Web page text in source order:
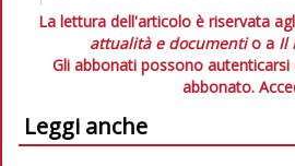
La lettura dell'articolo è riservata
attualità e documentio a Il
Gli abbonati possono
abbonato.
Leggi anche